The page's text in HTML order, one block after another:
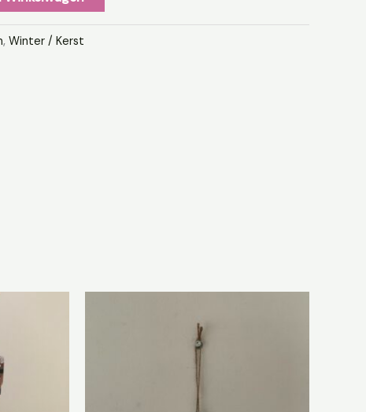
, Winter / Kerst